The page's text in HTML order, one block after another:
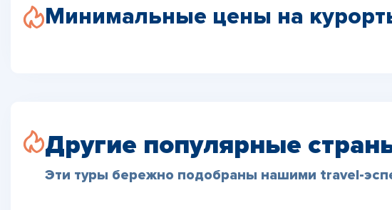
Минимальные цены на
Другие популярные
Эти туры бережно подобраны нашими travel-